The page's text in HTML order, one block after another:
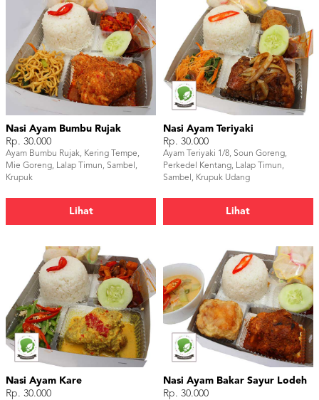
Nasi Ayam Bumbu Rujak
Rp. 30.000
Ayam Bumbu Rujak, Kering Tempe,
Mie Goreng, Lalap Timun, Sambel,
Krupuk
Lihat
Nasi Ayam Teriyaki
Rp. 30.000
Ayam Teriyaki 1/8, Soun Goreng,
Perkedel Kentang, Lalap Timun,
Sambel, Krupuk Udang
Lihat
Nasi Ayam Kare
Rp. 30.000
Nasi Ayam Bakar Sayur Lodeh
Rp. 30.000